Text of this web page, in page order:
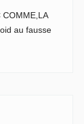
COMME,LA
au fausse